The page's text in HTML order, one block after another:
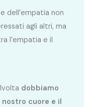
dell’empatia non
agli altri, ma
l’empatia e il
dobbiamo
cuore e il